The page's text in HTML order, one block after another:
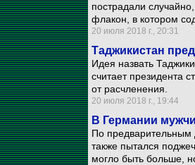
пострадали
флакон, в котором
20 июля 2018 г., 20:31
Таджикистан
Идея назвать
считает президента
от расчленения.
20 июля 2018 г., 19:44
В Германии
По
также пытался
могло быть больше,